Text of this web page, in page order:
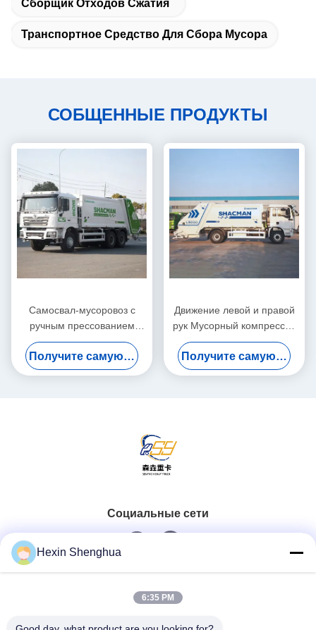
Сборщик Отходов Сжатия
Транспортное Средство Для Сбора Мусора
СОБЩЕННЫЕ ПРОДУКТЫ
Самосвал-мусоровоз с
ручным прессованием
SHACMAN, дизельный,
Евро 2, 20 тонн, городской
мусоровоз
Получите самую лучшую цену
Движение левой и правой
рук Мусорный компрессор
Грузовик 4*2 Движение
16м3 Сжатие Сборник
отходов
Получите самую лучшую цену
Социальные сети
Быстрый контакт
Hexin Shenghua
6:35 PM